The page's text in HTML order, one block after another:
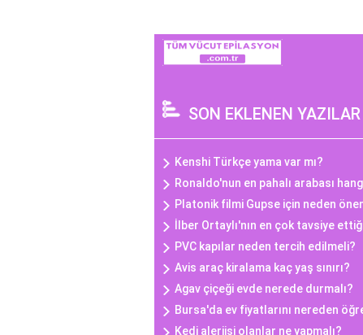
SON EKLENEN YAZILAR
Kenshi Türkçe yama var mı?
Ronaldo'nun en pahalı arabası
Platonik filmi Gupse için neden
İlber Ortaylı'nın en çok tavsiye
PVC kapılar neden tercih edilmeli?
Avis araç kiralama kaç yaş sınırı?
Agav çiçeği evde nerede durmalı?
Bursa'da ev fiyatlarını nereden
Kedi alerjisi olanlar ne yapmalı?